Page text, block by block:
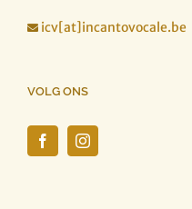
 icv[at]incantovocale.be
VOLG ONS